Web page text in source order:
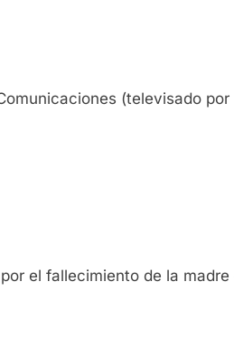
(televisado por
el fallecimiento de la madre